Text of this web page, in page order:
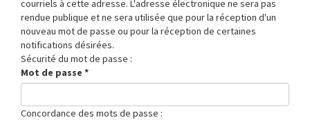
courriels à cette adresse. L'adresse électronique ne sera pas
rendue publique et ne sera utilisée que pour la réception d'un
nouveau mot de passe ou pour la réception de certaines
notifications désirées.
Sécurité du mot de passe :
Mot de passe *
Concordance des mots de passe :